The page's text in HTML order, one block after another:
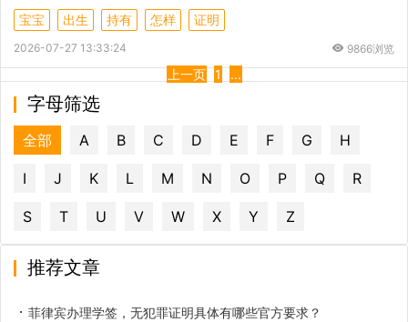
宝宝 出生 持有 怎样 证明
2026-07-27 13:33:24 9866浏览
上一页 1 ...
字母筛选
全部 A B C D E F G H
I J K L M N O P Q R
S T U V W X Y Z
推荐文章
菲律宾办理学签，无犯罪证明具体有哪些官方要求？